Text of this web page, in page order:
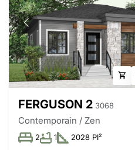
FERGUSON 2 3068
Contemporain / Zen
2 1 2028 PI²